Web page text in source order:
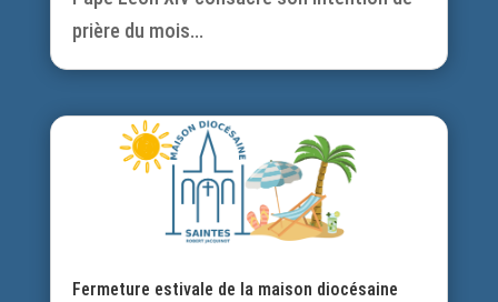
prière du mois...
Fermeture estivale de la maison diocésaine